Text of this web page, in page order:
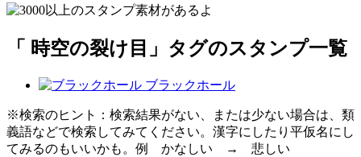
「 時空の裂け目」タグのスタンプ一覧
ブラックホール
※検索のヒント：検索結果がない、または少ない場合は、類
義語などで検索してみてください。漢字にしたり平仮名にし
てみるのもいいかも。例 かなしい → 悲しい